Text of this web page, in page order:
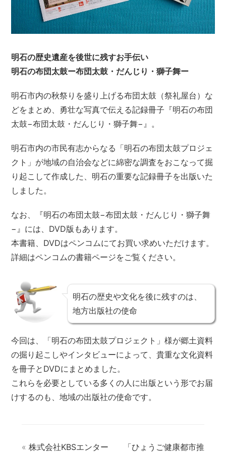
明石の歴史遺産を後世に残すお手伝い
明石の布団太鼓ー布団太鼓・だんじり・獅子舞ー
明石市内の秋祭りを盛り上げる布団太鼓（祭礼屋台）な
どをまとめ、勇壮な写真で伝える記録冊子『明石の布団
太鼓−布団太鼓・だんじり・獅子舞−』。
明石市内の市民有志からなる「明石の布団太鼓プロジェ
クト」が地域の自治会などに綿密な調査をおこなって掘
り起こして作成した、明石の重要な記録冊子を出版いた
しました。
なお、『明石の布団太鼓−布団太鼓・だんじり・獅子舞
−』には、DVD版もあります。
本書籍、DVDはペンコムにてお買い求めいただけます。
詳細はペンコムの書籍ページをご覧ください。
明石の歴史や文化を後に残すのは、
地方出版社の使命
今回は、「明石の布団太鼓プロジェクト」様が郷土資料
の掘り起こしやインタビューによって、貴重な文化資料
を冊子とDVDにまとめました。
これらを必要としている多くの人に出版という形でお届
けするのも、地域の出版社の使命です。
« 株式会社KBSエンター
「ひょうご健康都市推